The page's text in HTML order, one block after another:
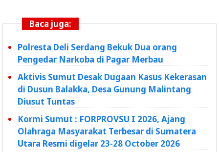
Baca juga:
Polresta Deli Serdang Bekuk Dua orang
Pengedar Narkoba di Pagar Merbau
Aktivis Sumut Desak Dugaan Kasus Kekerasan
di Dusun Balakka, Desa Gunung Malintang
Diusut Tuntas
Kormi Sumut : FORPROVSU I 2026, Ajang
Olahraga Masyarakat Terbesar di Sumatera
Utara Resmi digelar 23-28 October 2026